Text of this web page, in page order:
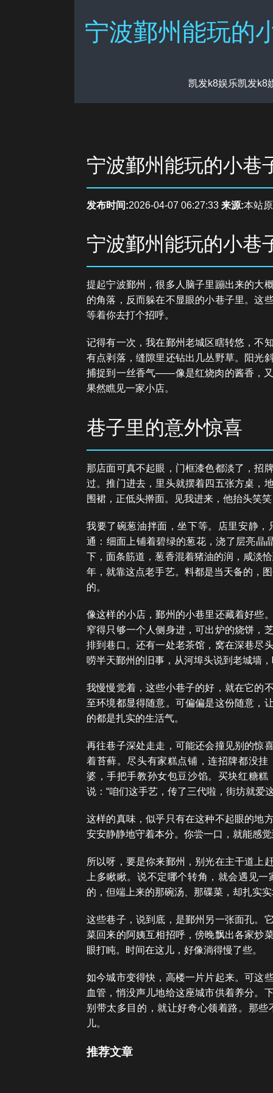
宁波鄞州能玩的
凯发k8娱乐凯发k8
宁波鄞州能玩的小巷
发布时间:2026-04-07 06:27:33 来源:本站
宁波鄞州能玩的小巷
提起宁波鄞州，很多人脑子里蹦出来的大
的角落，反而躲在不显眼的小巷子里。这
等着你去打个招呼。
记得有一次，我在鄞州老城区瞎转悠，不
有点剥落，缝隙里还钻出几丛野草。阳光
捕捉到一丝香气——像是红烧肉的酱香，
果然瞧见一家小店。
巷子里的意外惊喜
那店面可真不起眼，门框漆色都淡了，招
过。推门进去，里头就摆着四五张方桌，
围裙，正低头擀面。见我进来，他抬头笑笑
我要了碗葱油拌面，坐下等。店里安静
通：细面上铺着碧绿的葱花，浇了层亮晶
下，面条筋道，葱香混着猪油的润，咸淡
年，就靠这点老手艺。料都是当天备的，
的。
像这样的小店，鄞州的小巷里还藏着好些
窄得只够一个人侧身进，可出炉的烧饼，
排到巷口。还有一处老茶馆，窝在深巷尽
唠半天鄞州的旧事，从河埠头说到老城墙
我慢慢觉着，这些小巷子的好，就在它的
至环境都显得随意。可偏偏是这份随意，
的都是扎实的生活气。
再往巷子深处走走，可能还会撞见别的惊
着苔藓。尽头有家糕点铺，连招牌都没
婆，手把手教孙女包豆沙馅。买块红糖
说：“咱们这手艺，传了三代啦，街坊就爱
这样的真味，似乎只有在这种不起眼的地
安安静静地守着本分。你尝一口，就能感
所以呀，要是你来鄞州，别光在主干道上
上多瞅瞅。说不定哪个转角，就会遇见
的，但端上来的那碗汤、那碟菜，却扎实
这些巷子，说到底，是鄞州另一张面孔。
菜回来的阿姨互相招呼，傍晚飘出各家炒
眼打盹。时间在这儿，好像淌得慢了些。
如今城市变得快，高楼一片片起来。可这
血管，悄没声儿地给这座城市供着养分。
别带太多目的，就让好奇心领着路。那
儿。
推荐文章